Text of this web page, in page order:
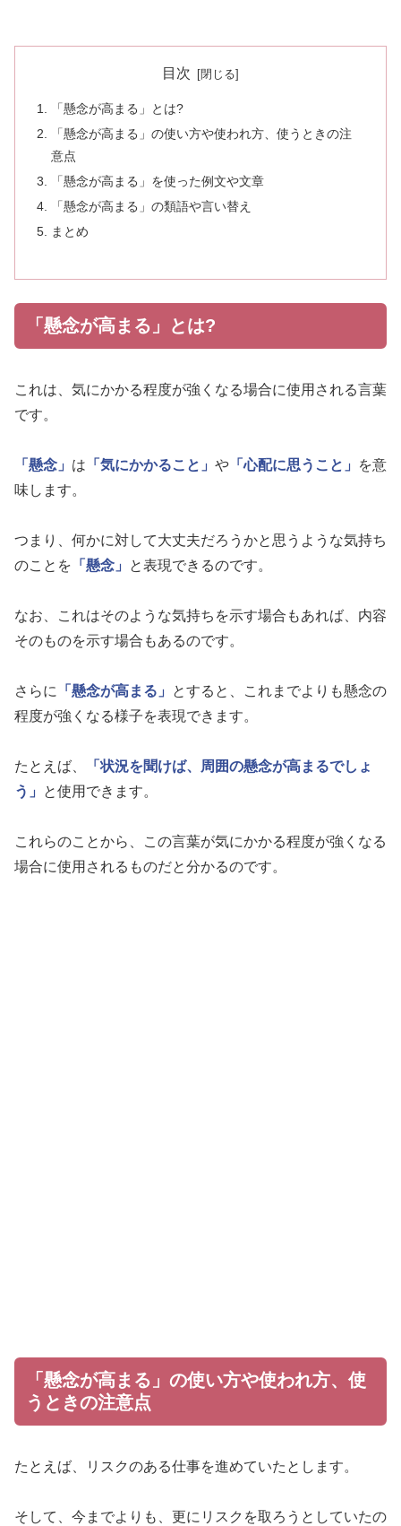
目次
「懸念が高まる」とは?
「懸念が高まる」の使い方や使われ方、使うときの注
意点
「懸念が高まる」を使った例文や文章
「懸念が高まる」の類語や言い替え
まとめ
「懸念が高まる」とは?
これは、気にかかる程度が強くなる場合に使用される言葉
です。
「懸念」 は 「気にかかること」 や 「心配に思うこと」
を意
味します。
つまり、何かに対して大丈夫だろうかと思うような気持ち
のことを 「懸念」 と表現できるのです。
なお、これはそのような気持ちを示す場合もあれば、内容
そのものを示す場合もあるのです。
さらに 「懸念が高まる」
とすると、これまでよりも懸念の
程度が強くなる様子を表現できます。
たとえば、
「状況を聞けば、周囲の懸念が高まるでしょ
う」
と使用できます。
これらのことから、この言葉が気にかかる程度が強くなる
場合に使用されるものだと分かるのです。
「懸念が高まる」の使い方や使われ方、使
うときの注意点
たとえば、リスクのある仕事を進めていたとします。
そして、今までよりも、更にリスクを取ろうとしていたの